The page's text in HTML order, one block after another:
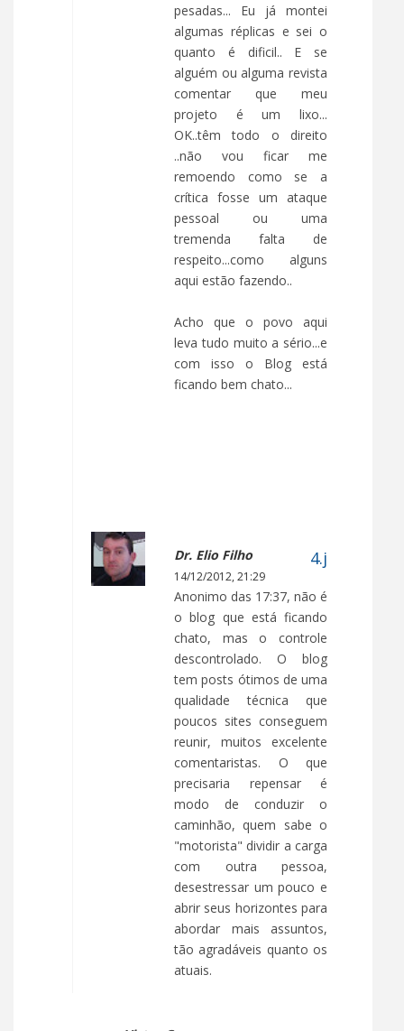
pesadas... Eu já montei
algumas réplicas e sei o
quanto é dificil.. E se
alguém ou alguma revista
comentar que meu
projeto é um lixo...
OK..têm todo o direito
..não vou ficar me
remoendo como se a
crítica fosse um ataque
pessoal ou uma
tremenda falta de
respeito...como alguns
aqui estão fazendo..
Acho que o povo aqui
leva tudo muito a sério...e
com isso o Blog está
ficando bem chato...
Dr. Elio Filho
14/12/2012, 21:29
Anonimo das 17:37, não é
o blog que está ficando
chato, mas o controle
descontrolado. O blog
tem posts ótimos de uma
qualidade técnica que
poucos sites conseguem
reunir, muitos excelente
comentaristas. O que
precisaria repensar é
modo de conduzir o
caminhão, quem sabe o
"motorista" dividir a carga
com outra pessoa,
desestressar um pouco e
abrir seus horizontes para
abordar mais assuntos,
tão agradáveis quanto os
atuais.